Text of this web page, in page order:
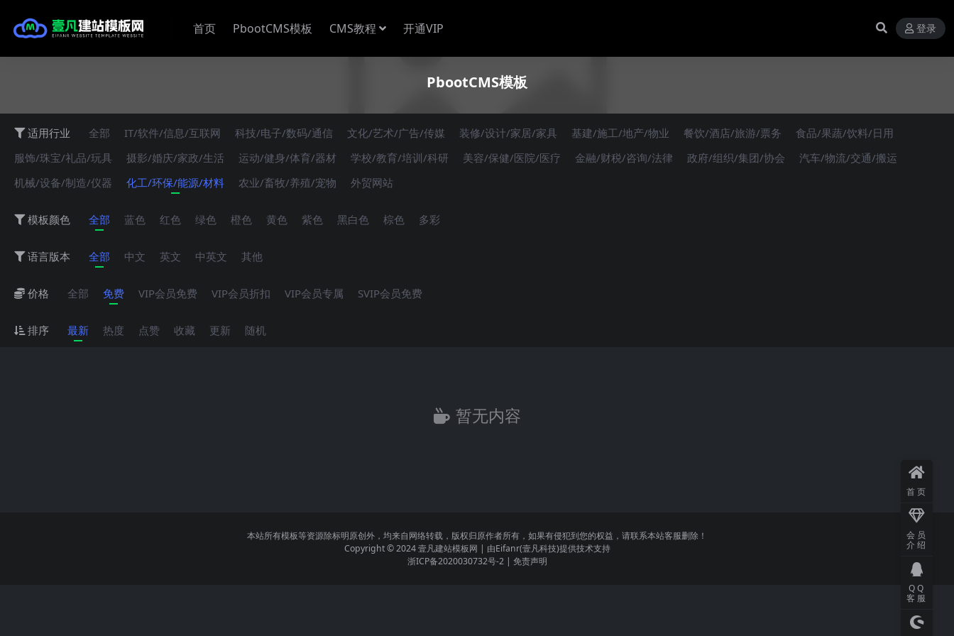
首页 PbootCMS模板 CMS教程 开通VIP 登录
PbootCMS模板
适用行业 全部 IT/软件/信息/互联网 科技/电子/数码/通信 文化/艺术/广告/传媒 装修/设计/家居/家具 基建/施工/地产/物业 餐饮/酒店/旅游/票务
食品/果蔬/饮料/日用
服饰/珠宝/礼品/玩具
摄影/婚庆/家政/生活 运动/健身/体育/器材 学校/教育/培训/科研 美容/保健/医院/医疗 金融/财税/咨询/法律 政府/组织/集团/协会
汽车/物流/交通/搬运
机械/设备/制造/仪器
化工/环保/能源/材料 农业/畜牧/养殖/宠物 外贸网站
模板颜色 全部 蓝色 红色 绿色 橙色 黄色 紫色 黑白色 棕色 多彩
语言版本 全部 中文 英文 中英文 其他
价格 全部 免费 VIP会员免费 VIP会员折扣 VIP会员专属 SVIP会员免费
排序 最新 热度 点赞 收藏 更新 随机
暂无内容
本站所有模板等资源除标明原创外，均来自网络转载，版权归原作者所有，如果有侵犯到您的权益，请联系本站客服删除！
Copyright © 2024壹凡建站模板网 | 由Eifanr(壹凡科技)提供技术支持
浙ICP备2020030732号-2| 免责声明
首页
会员
介绍
QQ
客服